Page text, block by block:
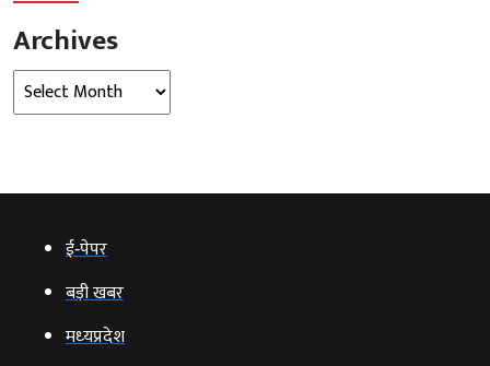
Archives
Archives
ई‑पेपर
बड़ी खबर
मध्‍यप्रदेश